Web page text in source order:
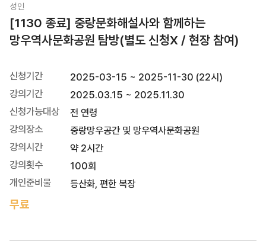
성인
[1130 종료] 중랑문화해설사와 함께하는
망우역사문화공원 탐방(별도 신청X / 현장 참여)
신청기간
2025-03-15 ~ 2025-11-30 (22시)
강의기간
2025.03.15 ~ 2025.11.30
신청가능대상
전 연령
강의장소
중랑망우공간 및 망우역사문화공원
강의시간
약 2시간
강의횟수
100회
개인준비물
등산화, 편한 복장
무료